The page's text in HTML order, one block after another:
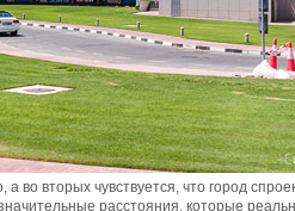
во вторых чувствуется, что город
расстояния, которые